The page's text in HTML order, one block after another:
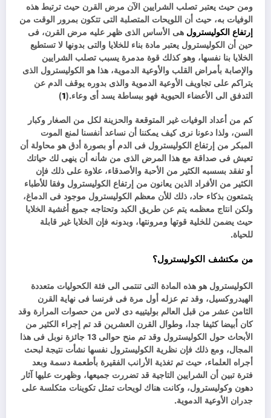
ومن حيث يعتبر تصلب الشرايين الآن مرض القرن حيث ترتبط هذه
الوفيات به، حيث أن اللويحات المتصلبة التى تتكون بمرور الوقت من
إرتفاع الكوليسترول هى الأساس الذى ظهر عليه مرض القرن، فى
حين أن الكوليسترول يعتبر مادة بناء للخلايا والتى بدونها لا تستطيع
الخلايا بنا نفسها، وهو كذلك قوة مدمرة يسبب تصلب الشرايين
والإصابة بأمراض القلب والأوعية الدموية، هذا هو الكوليسترول الذى
يتراكم على تجاويف الأوعية الدموية والذى بدوره يوقف الدم عن
التدفق الى الأعضاء الحيوية فهو ببساطة يسد أى وعاء.(1
)
كم من أعداد الوفيات غير المتوقعة والحزينة لكل من الصغار وكبار
السن، ولذا دعونا نرى كيف يمكننا أن نساعد أنفسنا لمنع الموت
المبكر من إرتفاع الكوليسترول فى الدم أو بصورة أدق هو محاولة أن
تعيش فى صداقة مع هذا المرض الذى من شأنه أن ينهى لك حياتك
أو تفقد بسسبه الكثير من الأحبة والأصدقاء، علاوة على ذلك فإن
الكثير من الأفراد الذين يعانون من إرتفاع الكوليسترول وفقا للأطباء
يتمتعون بذكاء حاد، ذلك للأن معظم الكوليسترول موجود فى الدماغ،
ولكن انتاج معظمه يتم عن طريق الكبد وتحتاجه جميع أغشية الخلايا
حيث يضمن للخلية قوتها ومرونتها، وبدونه فإن الخلايا غير قابلة
للحياة.
من مكتشف الكوليسترول؟
الكوليسترول هو هذه المادة التى تنتمى الى فئة الكحوليات متعددة
الهيدروكسيل، وقد تم عزله أول مرة فى فرنسا فى نهاية القرن
الثامن عشر من قبل العالم بوليتييه دى لاس من حصوات المرارة وقد
كان أبيضا كثيفا جدا، وطوال القرن العشرين قد تم إجراء الكثير من
الأبحاث حول الكوليسترول وقد تم منح حوالى 13 جائزة نوبل فى هذا
المجال، ومع ذلك فإن نظرية الكوليسترول نفسها نشأت نتيجة لبحث
أجراه العلماء، حيث تم تغذية الأرانب الفقيرة بأطعمة دسمة وبعد
فترة تبين أن الشرايين التاجية قد تضررت جميعها، وظهرت عليها آثار
دهون وكوليسترول، وكانت هناك لويحات تمثل تكوينات متكلسة على
جدران الأوعية الدموية.